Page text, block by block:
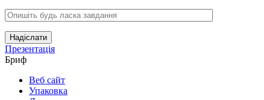
Надіслати
Презентація
Бриф
Веб сайт
Упаковка